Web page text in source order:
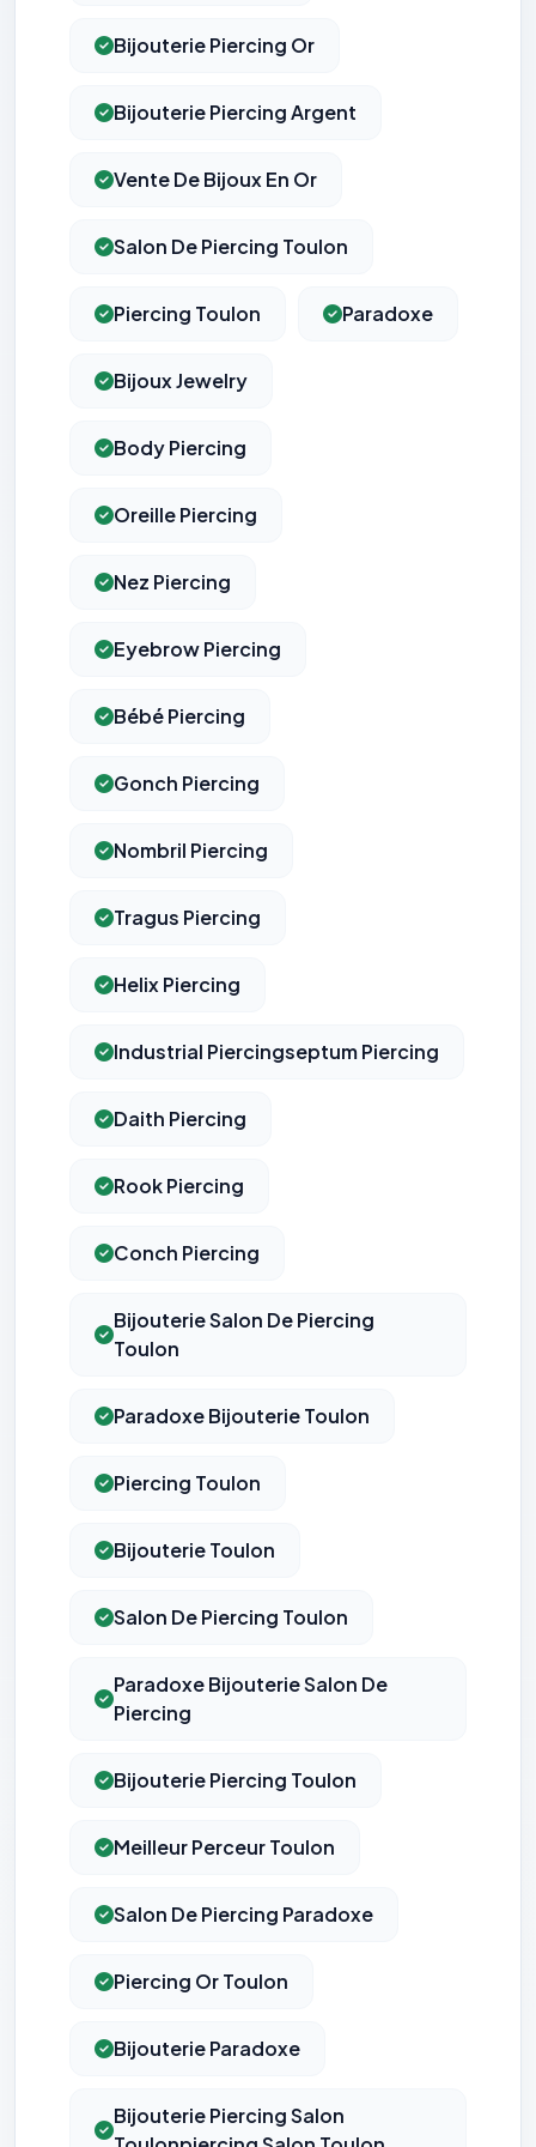
Bijouterie Piercing Or
Bijouterie Piercing Argent
Vente De Bijoux En Or
Salon De Piercing Toulon
Piercing Toulon Paradoxe
Bijoux Jewelry
Body Piercing
Oreille Piercing
Nez Piercing
Eyebrow Piercing
Bébé Piercing
Gonch Piercing
Nombril Piercing
Tragus Piercing
Helix Piercing
Industrial Piercingseptum Piercing
Daith Piercing
Rook Piercing
Conch Piercing
Bijouterie Salon De Piercing
Toulon
Paradoxe Bijouterie Toulon
Piercing Toulon
Bijouterie Toulon
Salon De Piercing Toulon
Paradoxe Bijouterie Salon De
Piercing
Bijouterie Piercing Toulon
Meilleur Perceur Toulon
Salon De Piercing Paradoxe
Piercing Or Toulon
Bijouterie Paradoxe
Bijouterie Piercing Salon
Cookies essentiels TOUJOURS ACTIF
mémorisation de vos choix de consentement. Ils ne
peuvent pas être désactivés.
Cookies analytiques
anonymisées via Google Analytics.